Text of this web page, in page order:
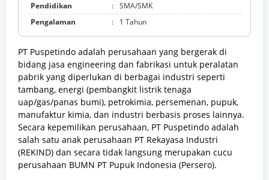
Pendidikan
: SMA/SMK
Pengalaman
: 1 Tahun
PT Puspetindo adalah perusahaan yang bergerak di
bidang jasa engineering dan fabrikasi untuk peralatan
pabrik yang diperlukan di berbagai industri seperti
tambang, energi (pembangkit listrik tenaga
uap/gas/panas bumi), petrokimia, persemenan, pupuk,
manufaktur kimia, dan industri berbasis proses lainnya.
Secara kepemilikan perusahaan, PT Puspetindo adalah
salah satu anak perusahaan PT Rekayasa Industri
(REKIND) dan secara tidak langsung merupakan cucu
perusahaan BUMN PT Pupuk Indonesia (Persero).